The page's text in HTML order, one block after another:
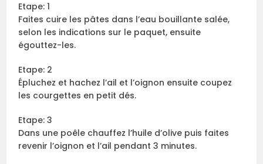
Etape: 1
Faites cuire les pâtes dans l’eau bouillante salée,
selon les indications sur le paquet, ensuite
égouttez-les.
Etape: 2
Épluchez et hachez l’ail et l’oignon ensuite coupez
les courgettes en petit dés.
Etape: 3
Dans une poêle chauffez l’huile d’olive puis faites
revenir l’oignon et l’ail pendant 3 minutes.